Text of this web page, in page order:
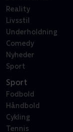
Reality
Livsstil
Underholdning
Comedy
Nyheder
Sport
Sport
Fodbold
Håndbold
Cykling
Tennis